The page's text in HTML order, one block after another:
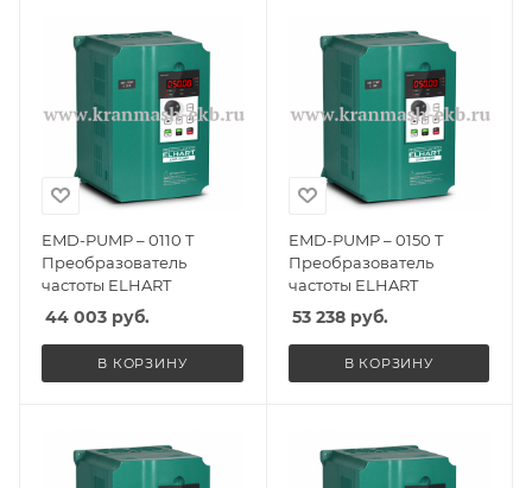
EMD-PUMP – 0110 T
Преобразователь
частоты ELHART
44 003 руб.
В КОРЗИНУ
EMD-PUMP – 0150 T
Преобразователь
частоты ELHART
53 238руб.
В КОРЗИНУ